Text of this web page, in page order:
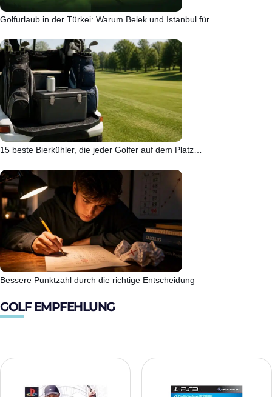
Golfurlaub in der Türkei: Warum Belek und Istanbul für…
15 beste Bierkühler, die jeder Golfer auf dem Platz…
Bessere Punktzahl durch die richtige Entscheidung
GOLF EMPFEHLUNG